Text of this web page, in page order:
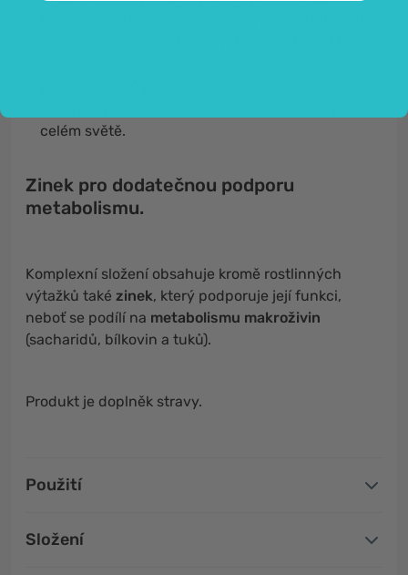
celém světě.
Zinek pro dodatečnou podporu
metabolismu.
Komplexní složení obsahuje kromě rostlinných
výtažků také zinek, který podporuje její funkci,
neboť se podílí na metabolismu makroživin
(sacharidů, bílkovin a tuků).
Produkt je doplněk stravy.
Použití
Složení